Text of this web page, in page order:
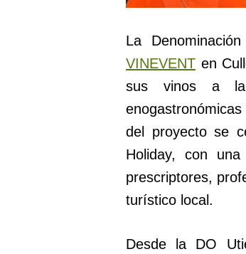
La
VINEVENT en
sus vinos a la
del proyecto se
Holiday, con
prescriptores,
turístico local.
Desde la DO